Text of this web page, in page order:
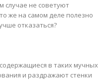
случае не советуют
же на самом деле полезно
отказаться?
в таких мучных
и раздражают стенки